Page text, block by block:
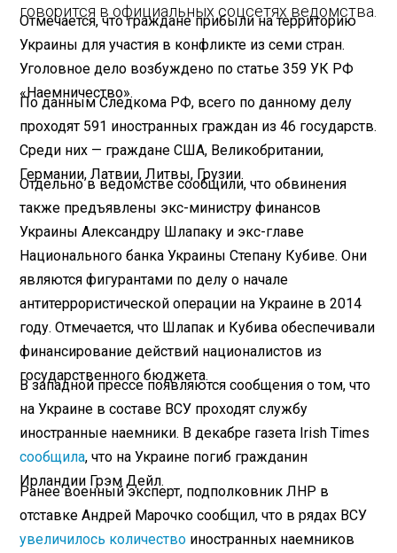
говорится в официальных соцсетях ведомства.
Отмечается, что граждане прибыли на территорию
Украины для участия в конфликте из семи стран.
Уголовное дело возбуждено по статье 359 УК РФ
«Наемничество».
По данным Следкома РФ, всего по данному делу
проходят 591 иностранных граждан из 46 государств.
Среди них — граждане США, Великобритании,
Германии, Латвии, Литвы, Грузии.
Отдельно в ведомстве сообщили, что обвинения
также предъявлены экс-министру финансов
Украины Александру Шлапаку и экс-главе
Национального банка Украины Степану Кубиве. Они
являются фигурантами по делу о начале
антитеррористической операции на Украине в 2014
году. Отмечается, что Шлапак и Кубива обеспечивали
финансирование действий националистов из
государственного бюджета.
В западной прессе появляются сообщения о том, что
на Украине в составе ВСУ проходят службу
иностранные наемники. В декабре газета Irish Times
сообщила, что на Украине погиб гражданин
Ирландии Грэм Дейл.
Ранее военный эксперт, подполковник ЛНР в
отставке Андрей Марочко сообщил, что в рядах ВСУ
увеличилось количество иностранных наемников